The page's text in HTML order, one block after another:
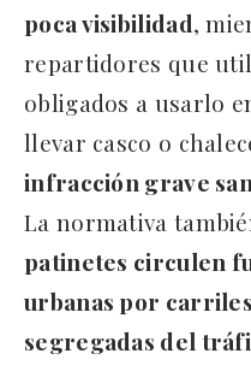
poca visibilidad,
repartidores que
obligados a usarlo
llevar casco o
infracción grave
La normativa
patinetes circulen
urbanas por
segregadas del